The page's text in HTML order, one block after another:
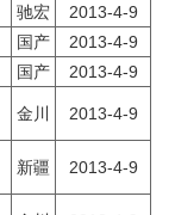
驰宏
2013-4-9
国产
2013-4-9
国产
2013-4-9
金川 2013-4-9
新疆 2013-4-9